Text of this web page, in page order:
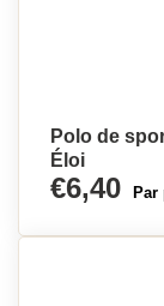
Polo de
Éloi
€6,40 Par